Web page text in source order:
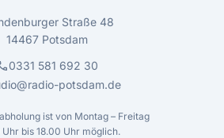
Straße 48
14467 Potsdam
0331 581 692 30
potsdam.de
ist von Montag – Freitag
bis 18.00 Uhr möglich.